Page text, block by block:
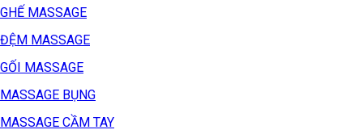
GHẾ MASSAGE
ĐỆM MASSAGE
GỐI MASSAGE
MASSAGE BỤNG
MASSAGE CẦM TAY